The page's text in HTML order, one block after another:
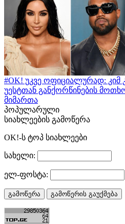
#OK! უკვე ოფიციალურად: კიმ
უესტთან განქორწინების
მიმართა
პოპულარული
სიახლეების გამოწერა
OK!-ს ტოპ სიახლეები
სახელი:
ელ-ფოსტა: